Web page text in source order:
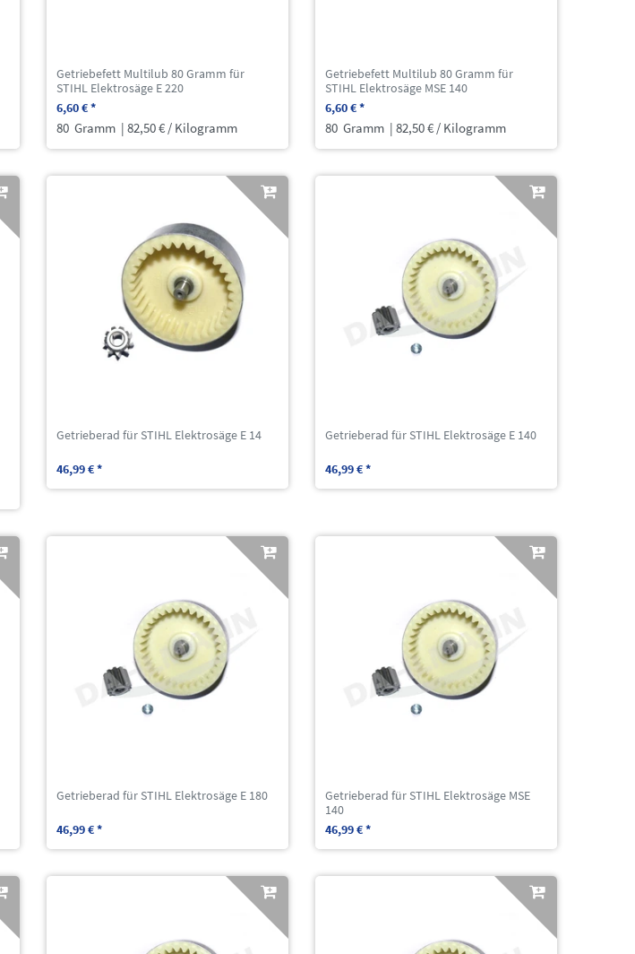
Getriebefett Multilub 80 Gramm für
STIHL Elektrosäge E 220
6,60 € *
80 Gramm | 82,50 € / Kilogramm
Getriebefett Multilub 80 Gramm für
STIHL Elektrosäge MSE 140
6,60 € *
80 Gramm | 82,50 € / Kilogramm
Getrieberad für STIHL Elektrosäge E 14
46,99 € *
Getrieberad für STIHL Elektrosäge E 140
46,99 € *
Getrieberad für STIHL Elektrosäge E 180
46,99 € *
Getrieberad für STIHL Elektrosäge MSE
140
46,99 € *